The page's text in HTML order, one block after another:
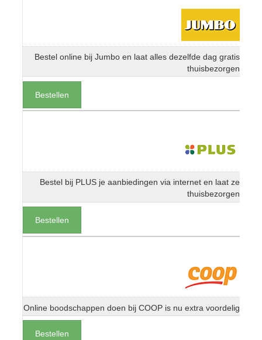
Bestel online bij Jumbo en laat alles dezelfde dag gratis
thuisbezorgen
Bestellen
Bestel bij PLUS je aanbiedingen via internet en laat ze
thuisbezorgen
Bestellen
Online boodschappen doen bij COOP is nu extra voordelig
Bestellen